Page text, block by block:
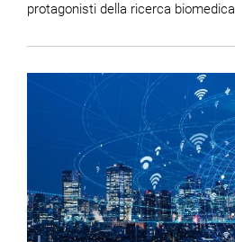
protagonisti della ricerca biomedica